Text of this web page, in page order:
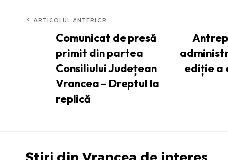
ARTICOLUL ANTERIOR
Comunicat de presă
primit din partea
Consiliului Județean
Vrancea – Dreptul la
replică
ediție a
Știri din Vrancea de interes